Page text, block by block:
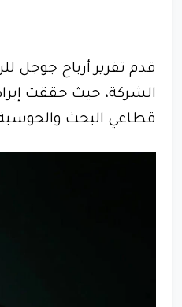
الشركة، حيث حققت
قطاعي البحث